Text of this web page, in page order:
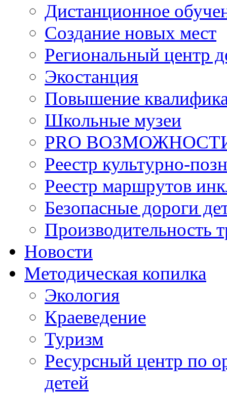
Дистанционное
Создание новых мест
Региональный центр
Экостанция
Повышение
Школьные музеи
PRO
Реестр культурно-
Реестр маршрутов
Безопасные дороги
Производительность
Новости
Методическая копилка
Экология
Краеведение
Туризм
Ресурсный центр по
детей